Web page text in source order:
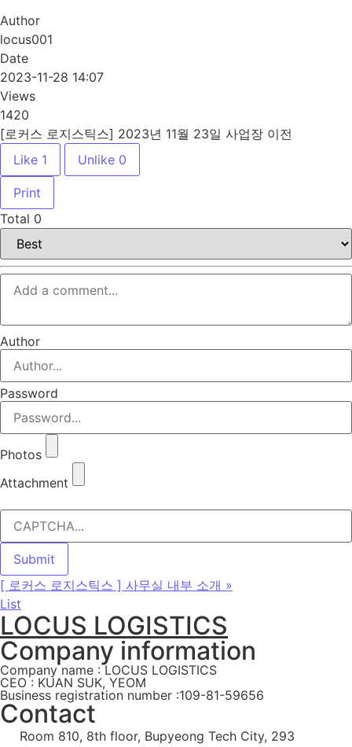
Author
locus001
Date
2023-11-28 14:07
Views
1420
[로커스 로지스틱스] 2023년 11월 23일 사업장 이전
Like 1 Unlike 0
Print
Total 0
Author
Password
Photos
Attachment
[ 로커스 로지스틱스 ] 사무실 내부 소개 »
List
LOCUS LOGISTICS
Company information
Company name : LOCUS LOGISTICS
CEO : KUAN SUK, YEOM
Business registration number :109-81-59656
Contact
Room 810, 8th floor, Bupyeong Tech City, 293